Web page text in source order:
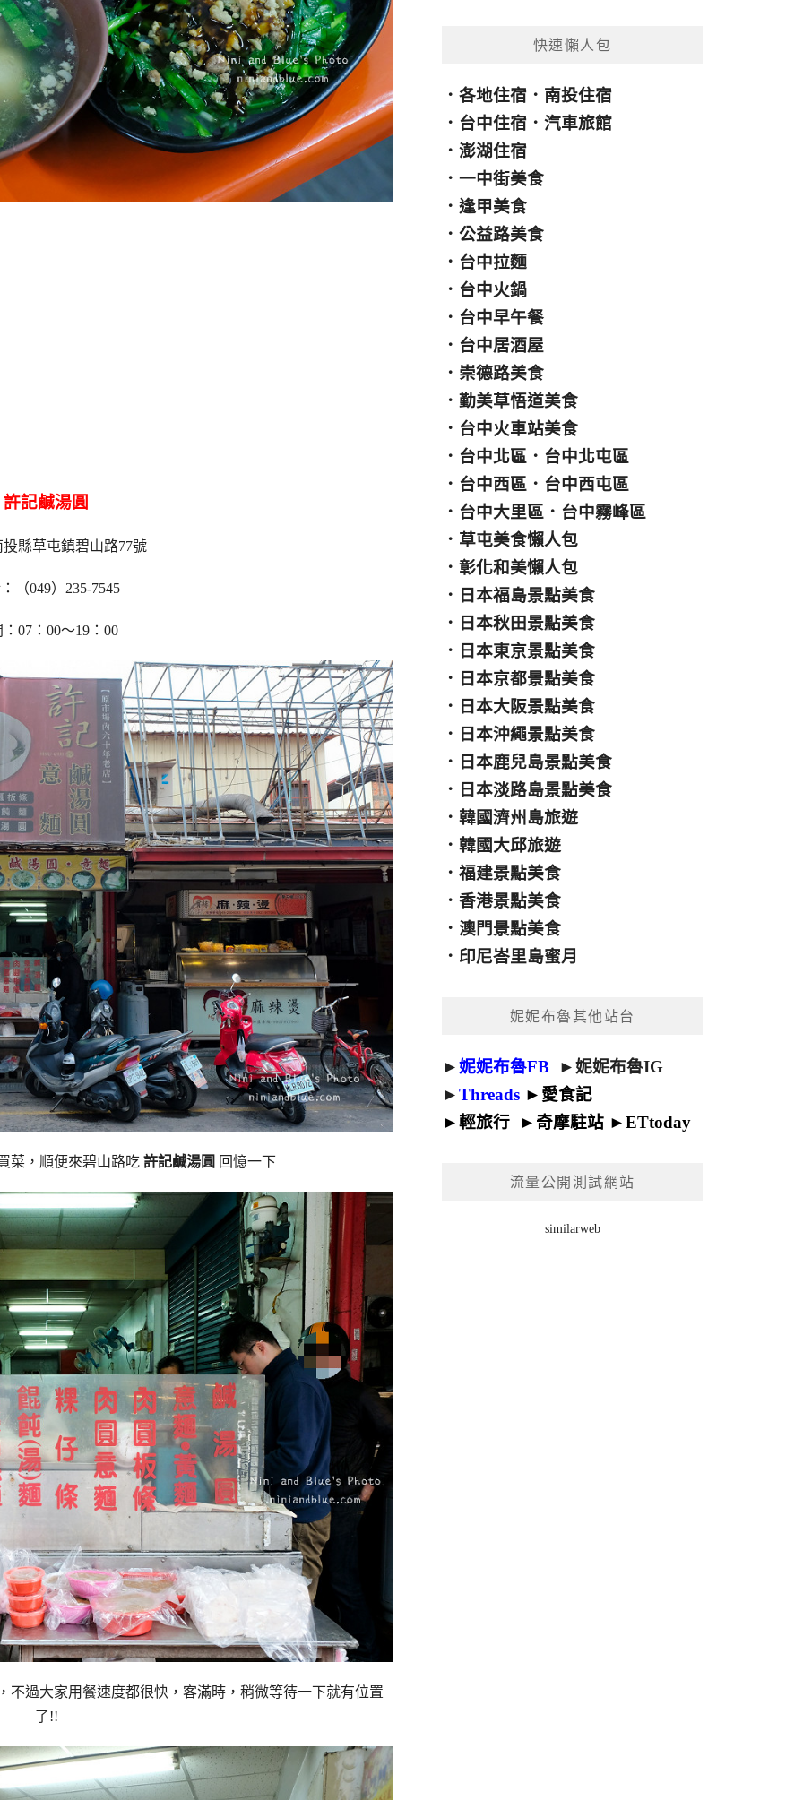
許記鹹湯圓
縣草屯鎮碧山路77號
（049）235-7545
07：00～19：00
菜，順便來碧山路吃 許記鹹湯圓 回憶一下
不過大家用餐速度都很快，客滿時，稍微等待一下就有位置
了!!
快速懶人包
．各地住宿 ． 南投住宿
． 台中住宿 ．汽車旅館
．澎湖住宿
．一中街美食
．逢甲美食
．公益路美食
． 台中拉麵
． 台中火鍋
． 台中早午餐
． 台中居酒屋
． 崇德路美食
．勤美草悟道美食
． 台中火車站美食
． 台中北區 ． 台中北屯區
． 台中西區 ． 台中西屯區
． 台中大里區 ． 台中霧峰區
． 草屯美食懶人包
．彰化和美懶人包
． 日本福島景點美食
． 日本秋田景點美食
． 日本東京景點美食
． 日本京都景點美食
． 日本大阪景點美食
． 日本沖繩景點美食
． 日本鹿兒島景點美食
． 日本淡路島景點美食
．韓國濟州島旅遊
．韓國大邱旅遊
．福建景點美食
．香港景點美食
．澳門景點美食
． 印尼峇里島蜜月
妮妮布魯其他站台
►妮妮布魯FB ►妮妮布魯IG
►Threads ► 愛食記
►輕旅行 ► 奇摩駐站 ►ETtoday
流量公開測試網站
similarweb